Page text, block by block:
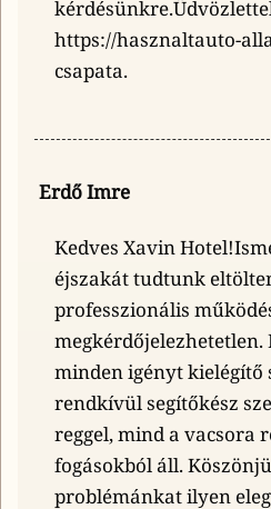
https://hasznaltauto-
csapata.
Erdő Imre
Kedves Xavin
éjszakát tudtunk
professzionális
megkérdőjelezhetetlen.
minden igényt kielégítő
rendkívül segítőkész
reggel, mind a vacsora
fogásokból áll.
problémánkat ilyen